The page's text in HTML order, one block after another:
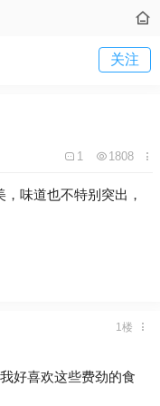
关注
1 1808
味道也不特别突出，
1楼
好喜欢这些费劲的食